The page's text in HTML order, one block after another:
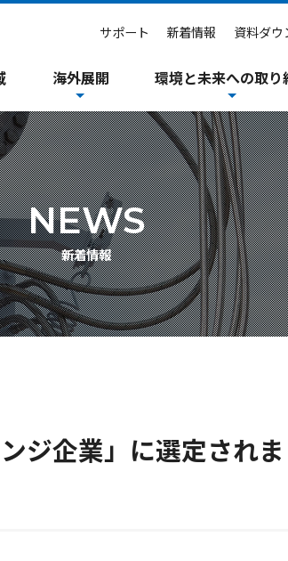
海外展開 環境と未来への取り
サポート 新着情報 資料ダウ
NEWS
新着情報
ジ企業」に選定され